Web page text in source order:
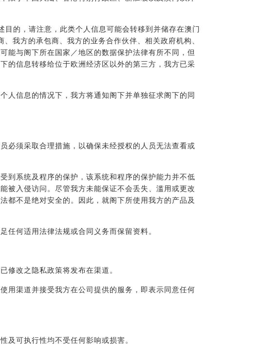
目的，请注意，此类个人信息可能会转移到并储存在澳门
我方的承包商、我方的业务合作伙伴、相关政府机构、
能与阁下所在国家／地区的数据保护法律有所不同，但
的信息转移给位于欧洲经济区以外的第三方，我方已采
人信息的情况下，我方将通知阁下并单独征求阁下的同
必须采取合理措施，以确保未经授权的人员无法查看或
到系统及程序的保护，该系统和程序的保护能力并不低
被入侵访问。尽管我方未能保证不会丢失、滥用或更改
都不是绝对安全的。因此，就阁下所使用我方的产品及
任何适用法律法规或合同义务而保留资料。
修改之隐私政策将发布在渠道。
用渠道并接受我方在公司提供的服务，即表示同意任何
及可执行性均不受任何影响或损害。